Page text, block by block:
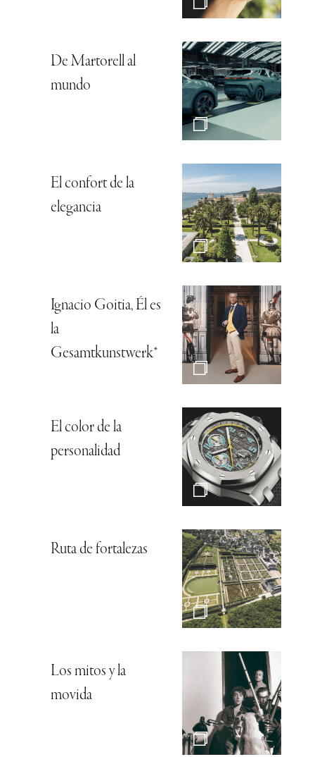
De Martorell al
mundo
El confort de la
elegancia
Ignacio Goitia, Él es
la
Gesamtkunstwerk*
El color de la
personalidad
Ruta de fortalezas
Los mitos y la
movida